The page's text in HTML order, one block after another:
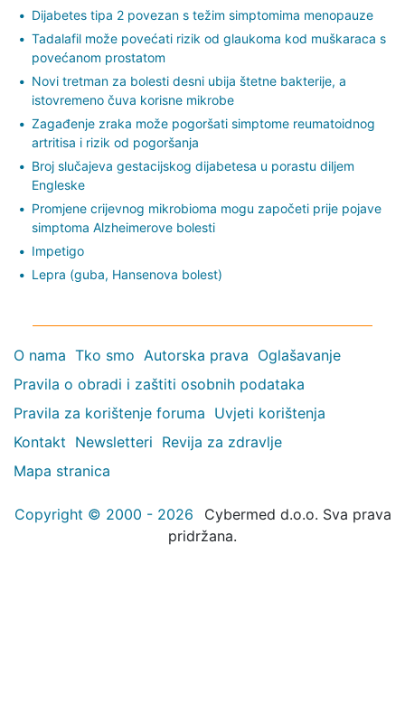
Dijabetes tipa 2 povezan s težim simptomima menopauze
Tadalafil može povećati rizik od glaukoma kod muškaraca s
povećanom prostatom
Novi tretman za bolesti desni ubija štetne bakterije, a
istovremeno čuva korisne mikrobe
Zagađenje zraka može pogoršati simptome reumatoidnog
artritisa i rizik od pogoršanja
Broj slučajeva gestacijskog dijabetesa u porastu diljem
Engleske
Promjene crijevnog mikrobioma mogu započeti prije pojave
simptoma Alzheimerove bolesti
Impetigo
Lepra (guba, Hansenova bolest)
O nama Tko smo Autorska prava Oglašavanje
Pravila o obradi i zaštiti osobnih podataka
Pravila za korištenje foruma Uvjeti korištenja
Kontakt Newsletteri Revija za zdravlje
Mapa stranica
Copyright © 2000 - 2026
Cybermed d.o.o. Sva prava
pridržana.